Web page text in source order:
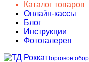
Каталог товаров
Онлайн-кассы
Блог
Инструкции
Фотогалерея
Торговое